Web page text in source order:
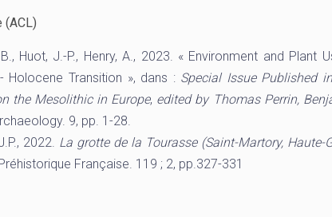
(ACL)
Huot, J.-P., Henry, A., 2023. « Environment and Plant
Holocene Transition », dans : Special Issue Published
the Mesolithic in Europe, edited by Thomas Perrin,
9, pp. 1-28.
2022. La grotte de la Tourasse (Saint-Martory, Haute-
Française. 119 ; 2, pp.327-331